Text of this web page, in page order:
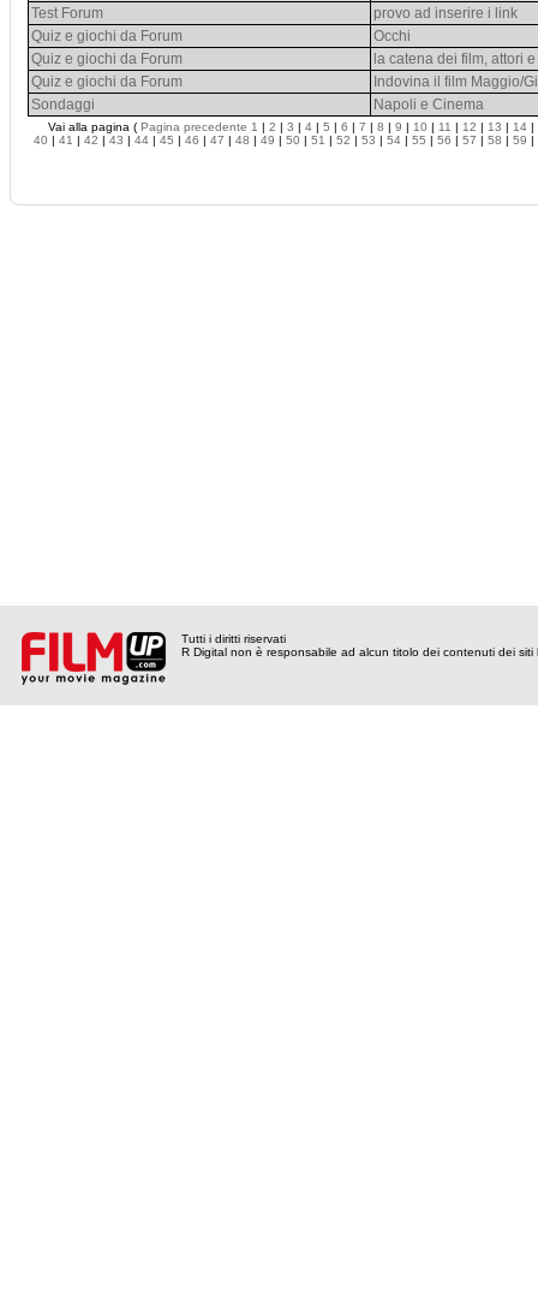
Test Forum
provo ad inserire i link
Quiz e giochi da Forum
Occhi
Quiz e giochi da Forum
la catena dei film, attori
Quiz e giochi da Forum
Indovina il film Maggio/
Sondaggi
Napoli e Cinema
Vai alla pagina ( Pagina precedente 1 | 2 | 3 | 4 | 5 | 6 | 7 | 8 | 9 | 10 | 11 | 12 | 13 | 14 |
40 | 41 | 42 | 43 | 44 | 45 | 46 | 47 | 48 | 49 | 50 | 51 | 52 | 53 | 54 | 55 | 56 | 57 | 58 | 59 |
Tutti i diritti riservati
R Digital non è responsabile ad alcun titolo dei contenuti dei siti